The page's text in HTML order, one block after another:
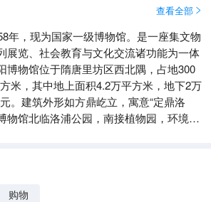
查看全部 
年，现为国家一级博物馆。是一座集文物
展览、社会教育与文化交流诸功能为一体
博物馆位于隋唐里坊区西北隅，占地300
米，其中地上面积4.2万平方米，地下2万
。建筑外形如方鼎屹立，寓意“定鼎洛
物馆北临洛浦公园，南接植物园，环境优
购物